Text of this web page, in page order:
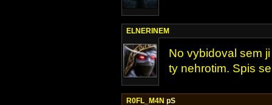
ELNERINEM
No vybidoval sem
ty nehrotim. Spis
R0FL_M4N pS